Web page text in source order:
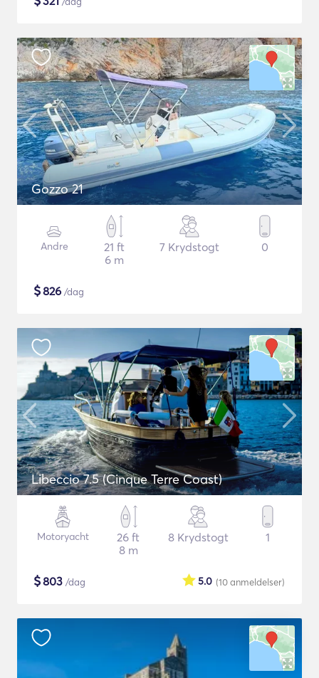
Gozzo 21
Andre
21 ft
6 m
7 Krydstogt 0
$826 /dag
Libeccio 7.5 (Cinque Terre Coast)
Motoryacht
26 ft
8 m
8 Krydstogt 1
$803 /dag (10anmeldelser)
5.0